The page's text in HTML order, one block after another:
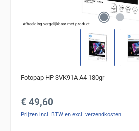
Afbeelding vergelijkbaar met product
Fotopap HP 3VK91A A4 180gr
Normale prijs:
€ 49,60
Prijzen incl. BTW en excl. verzendkosten